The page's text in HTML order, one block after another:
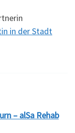
in der Stadt
– alSa Rehab